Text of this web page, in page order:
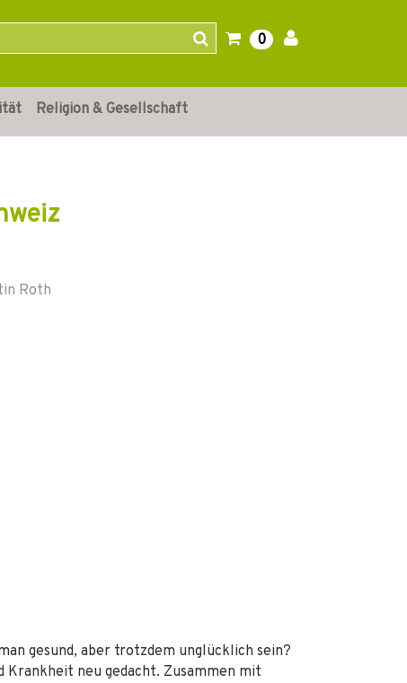
0
Religion & Gesellschaft
Roth
gesund, aber trotzdem unglücklich sein?
Krankheit neu gedacht. Zusammen mit